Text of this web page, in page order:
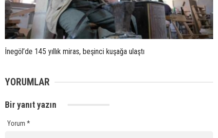
İnegöl’de 145 yıllık miras, beşinci kuşağa ulaştı
YORUMLAR
Bir yanıt yazın
Yorum *